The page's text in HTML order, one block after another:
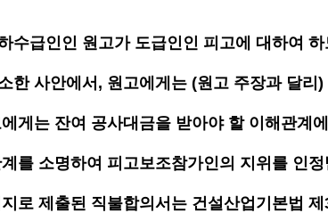
수급인인 원고가 도급인인 피고에 대하여
한 사안에서, 원고에게는 (원고 주장과 달리)
게는 잔여 공사대금을 받아야 할 이해관계
를 소명하여 피고보조참가인의 지위를 인
로 제출된 직불합의서는 건설산업기본법